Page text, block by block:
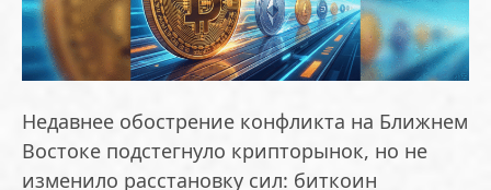
Недавнее обострение конфликта на Ближнем
Востоке подстегнуло крипторынок, но не
изменило расстановку сил: биткоин